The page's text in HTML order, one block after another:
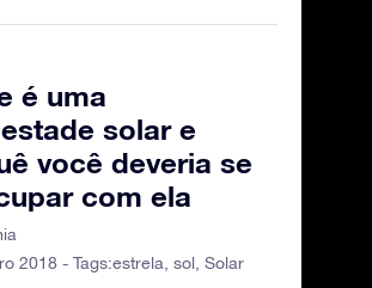
é uma
solar e
você deveria se
com ela
2018 - Tags:estrela sol Solar